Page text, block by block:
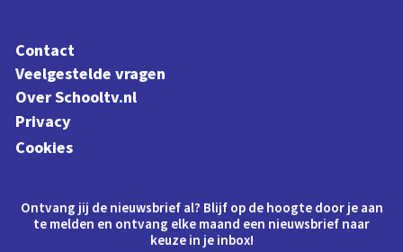
Contact
Veelgestelde vragen
Over Schooltv.nl
Privacy
Cookies
Ontvang jij de nieuwsbrief al? Blijf op de hoogte door je aan
te melden en ontvang elke maand een nieuwsbrief naar
keuze in je inbox!